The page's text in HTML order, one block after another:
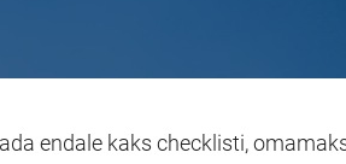
endale kaks checklisti,